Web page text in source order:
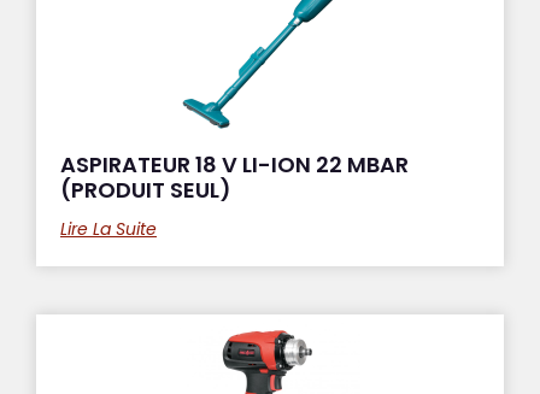
ASPIRATEUR 18 V LI-ION 22 MBAR
(PRODUIT SEUL)
Lire La Suite